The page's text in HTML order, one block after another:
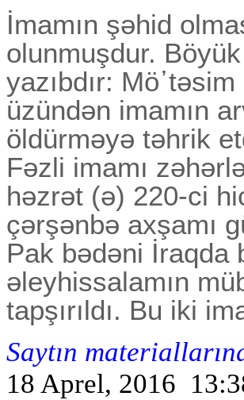
İmamın şəhid
olunmuşdur.
yazıbdır:
üzündən imamın
öldürməyə təhrik
Fəzli imamı
həzrət (ə) 220-ci
çərşənbə axşamı
Pak bədəni İraqda
əleyhissalamın
tapşırıldı. Bu iki
Saytın
18 Aprel, 2016